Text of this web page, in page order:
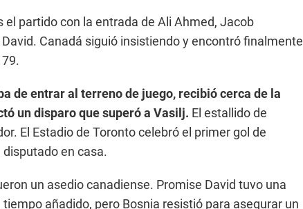
el partido con la entrada de Ali Ahmed, Jacob
Canadá siguió insistiendo y encontró finalmente
de entrar al terreno de juego, recibió cerca de la
un disparo que superó a Vasilj. El estallido de
El Estadio de Toronto celebró el primer gol de
en casa.
un asedio canadiense. Promise David tuvo una
añadido, pero Bosnia resistió para asegurar un